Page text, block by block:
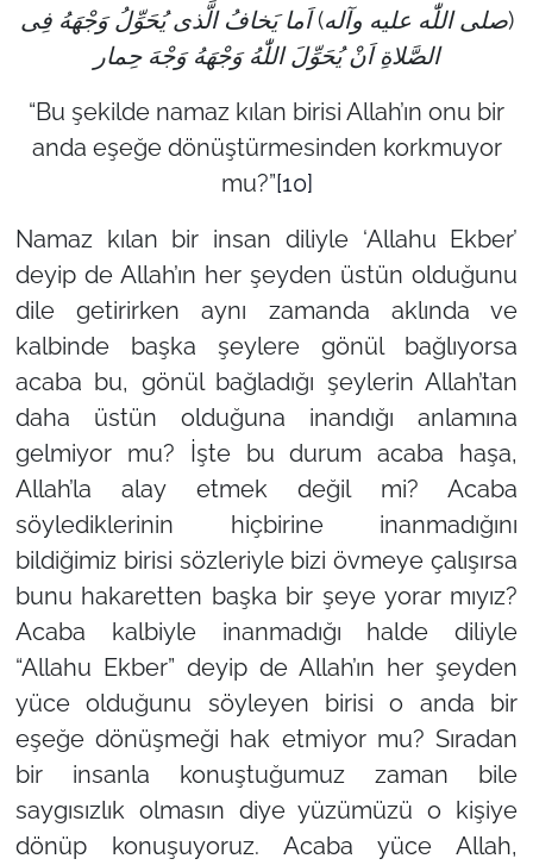
(صلى اللّٰه عليه وآله) اَما يَخافُ الَّذى يُحَوِّلُ وَجْهَهُ فِى
الصَّلاةِ اَنْ يُحَوِّلَ اللّٰهُ وَجْهَهُ وَجْهَ حِمار
“Bu şekilde namaz kılan birisi Allah’ın onu bir
anda eşeğe dönüştürmesinden korkmuyor
mu?”[10]
Namaz kılan bir insan diliyle ‘Allahu Ekber’
deyip de Allah’ın her şeyden üstün olduğunu
dile getirirken aynı zamanda aklında ve
kalbinde başka şeylere gönül bağlıyorsa
acaba bu, gönül bağladığı şeylerin Allah’tan
daha üstün olduğuna inandığı anlamına
gelmiyor mu? İşte bu durum acaba haşa,
Allah’la alay etmek değil mi? Acaba
söylediklerinin hiçbirine inanmadığını
bildiğimiz birisi sözleriyle bizi övmeye çalışırsa
bunu hakaretten başka bir şeye yorar mıyız?
Acaba kalbiyle inanmadığı halde diliyle
“Allahu Ekber” deyip de Allah’ın her şeyden
yüce olduğunu söyleyen birisi o anda bir
eşeğe dönüşmeği hak etmiyor mu? Sıradan
bir insanla konuştuğumuz zaman bile
saygısızlık olmasın diye yüzümüzü o kişiye
dönüp konuşuyoruz. Acaba yüce Allah,